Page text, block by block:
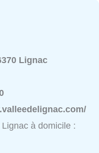
Lignac
à domicile :